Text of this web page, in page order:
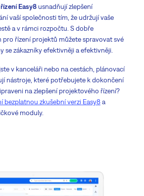
Easy8usnadňují zlepšení
vaší společnosti tím, že udržují vaše
a v rámci rozpočtu. S dobře
pro řízení projektů můžete spravovat své
se zákazníky efektivněji a efektivněji.
v kanceláři nebo na cestách, plánovací
nástroje, které potřebujete k dokončení
na zlepšení projektového řízení?
bezplatnou zkušební verzi Easy8a
moduly.